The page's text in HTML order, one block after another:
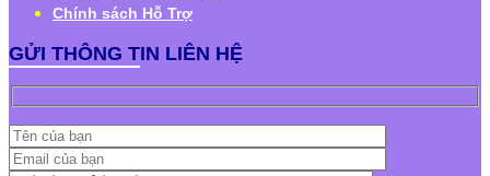
Chính sách Hỗ Trợ
GỬI THÔNG TIN LIÊN HỆ